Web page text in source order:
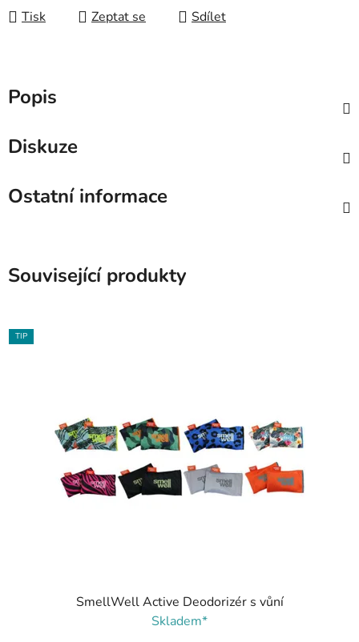
Tisk Zeptat se Sdílet
Popis
Diskuze
Ostatní informace
Související produkty
TIP
SmellWell Active Deodorizér s vůní
Skladem*